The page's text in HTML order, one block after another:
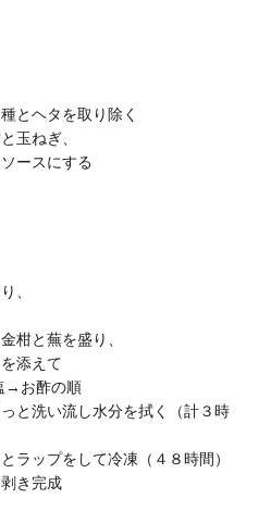
とヘタを取り除く
⽟ねぎ、
ースにする
、
柑と蕪を盛り、
添えて
お酢の順
と洗い流し⽔分を拭く（計３時
ラップをして冷凍（４８時間）
き完成